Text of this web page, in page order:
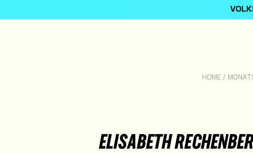
HOME /
ELISABETH